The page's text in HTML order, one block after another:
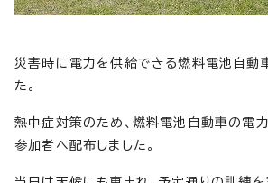
災害時に電力を供給できる燃料電池自動
た。
熱中症対策のため、燃料電池自動車の電
参加者へ配布しました。